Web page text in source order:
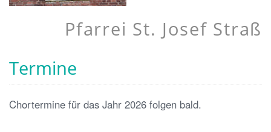
Pfarrei St. Josef Straß
Termine
Chortermine für das Jahr 2026 folgen bald.